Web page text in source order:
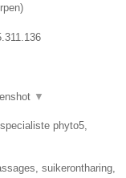
)
▼
phyto5,
suikerontharing,